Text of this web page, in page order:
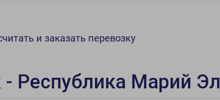
и заказать перевозку
- Республика Марий Эл